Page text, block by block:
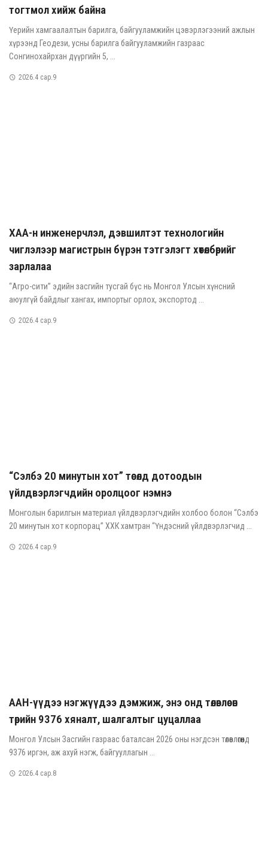
тогтмол хийж байна
Үерийн хамгаалалтын барилга, байгууламжийн цэвэрлэгээний ажлын
хүрээнд Геодези, усны барилга байгууламжийн газраас
Сонгинохайрхан дүүргийн 5, ...
2026.4 сар.9
ХАА-н инженерчлэл, дэвшилтэт технологийн
чиглэлээр магистрын бүрэн тэтгэлэгт хөтөлбөрийг
зарлалаа
“Агро-сити” эдийн засгийн тусгай бүс нь Монгол Улсын хүнсний
аюулгүй байдлыг хангах, импортыг орлох, экспортод ...
2026.4 сар.9
“Сэлбэ 20 минутын хот” төсөлд дотоодын
үйлдвэрлэгчдийн оролцоог нэмнэ
Монголын барилгын материал үйлдвэрлэгчдийн холбоо болон “Сэлбэ
20 минутын хот корпорац” ХХК хамтран “Үндэсний үйлдвэрлэгчид ...
2026.4 сар.9
ААН-үүдээ нэгжүүдээ дэмжиж, энэ онд төлөвлөсөн
төрийн 9376 хяналт, шалгалтыг цуцаллаа
Монгол Улсын Засгийн газраас баталсан 2026 оны нэгдсэн төлөвлөгөөнд
9376 иргэн, аж ахуй нэгж, байгууллагын ...
2026.4 сар.8